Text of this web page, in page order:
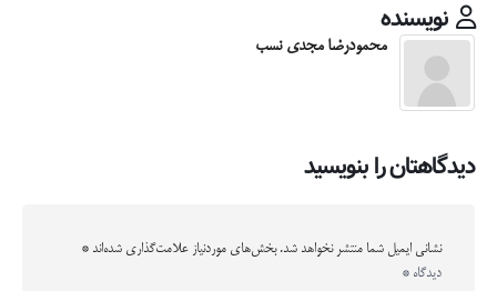
نویسنده
محمودرضا مجدی نسب
دیدگاهتان را بنویسید
نشانی ایمیل شما منتشر نخواهد شد. بخش‌های موردنیاز علامت‌گذاری شده‌اند *
دیدگاه *